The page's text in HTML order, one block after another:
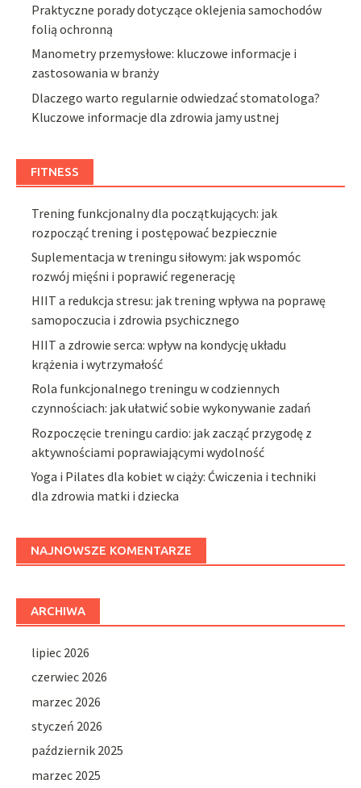
Praktyczne porady dotyczące oklejenia samochodów
folią ochronną
Manometry przemysłowe: kluczowe informacje i
zastosowania w branży
Dlaczego warto regularnie odwiedzać stomatologa?
Kluczowe informacje dla zdrowia jamy ustnej
FITNESS
Trening funkcjonalny dla początkujących: jak
rozpocząć trening i postępować bezpiecznie
Suplementacja w treningu siłowym: jak wspomóc
rozwój mięśni i poprawić regenerację
HIIT a redukcja stresu: jak trening wpływa na poprawę
samopoczucia i zdrowia psychicznego
HIIT a zdrowie serca: wpływ na kondycję układu
krążenia i wytrzymałość
Rola funkcjonalnego treningu w codziennych
czynnościach: jak ułatwić sobie wykonywanie zadań
Rozpoczęcie treningu cardio: jak zacząć przygodę z
aktywnościami poprawiającymi wydolność
Yoga i Pilates dla kobiet w ciąży: Ćwiczenia i techniki
dla zdrowia matki i dziecka
NAJNOWSZE KOMENTARZE
ARCHIWA
lipiec 2026
czerwiec 2026
marzec 2026
styczeń 2026
październik 2025
marzec 2025